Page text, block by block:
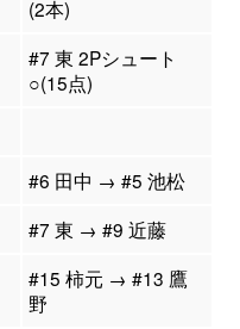
(2本)
#7 東 2Pシュート
○(15点)
#6 田中 → #5 池松
#7 東 → #9 近藤
#15 柿元 → #13 鷹
野